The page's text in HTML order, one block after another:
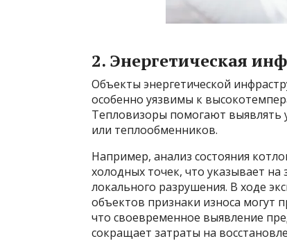
2. Энергетическая
Объекты энергетической
особенно уязвимы к
Тепловизоры помогают выявлять
или теплообменников.
Например, анализ состояния
холодных точек, что указывает
локального разрушения. В ходе
объектов признаки износа могут
что своевременное выявление
сокращает затраты на